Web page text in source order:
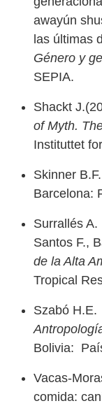
awayún
las últimas
Género y
SEPIA.
Shackt
of Myth.
Instituttet
Skinner
Barcelona:
Surrallés
Santos F.,
de la Alta
Tropical
Szabó
Bolivia:
Vacas-
comida: